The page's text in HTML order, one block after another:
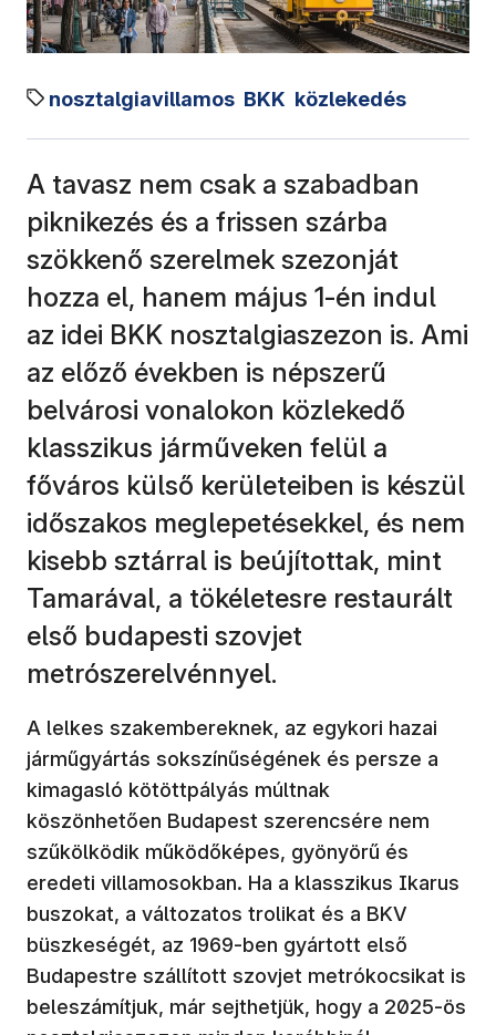
nosztalgiavillamos BKK közlekedés
A tavasz nem csak a szabadban
piknikezés és a frissen szárba
szökkenő szerelmek szezonját
hozza el, hanem május 1-én indul
az idei BKK nosztalgiaszezon is. Ami
az előző években is népszerű
belvárosi vonalokon közlekedő
klasszikus járműveken felül a
főváros külső kerületeiben is készül
időszakos meglepetésekkel, és nem
kisebb sztárral is beújítottak, mint
Tamarával, a tökéletesre restaurált
első budapesti szovjet
metrószerelvénnyel.
A lelkes szakembereknek, az egykori hazai
járműgyártás sokszínűségének és persze a
kimagasló kötöttpályás múltnak
köszönhetően Budapest szerencsére nem
szűkölködik működőképes, gyönyörű és
eredeti villamosokban. Ha a klasszikus Ikarus
buszokat, a változatos trolikat és a BKV
büszkeségét, az 1969-ben gyártott első
Budapestre szállított szovjet metrókocsikat is
beleszámítjuk, már sejthetjük, hogy a 2025-ös